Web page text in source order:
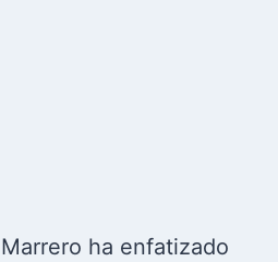
ha enfatizado